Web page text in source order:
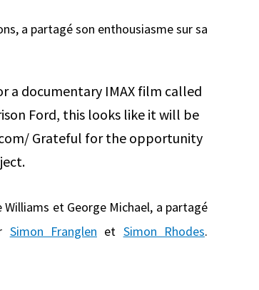
a partagé son enthousiasme sur sa
et George Michael, a partagé
Simon Franglen et Simon Rhodes.